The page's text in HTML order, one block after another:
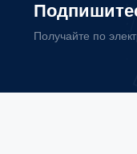
Получайте по